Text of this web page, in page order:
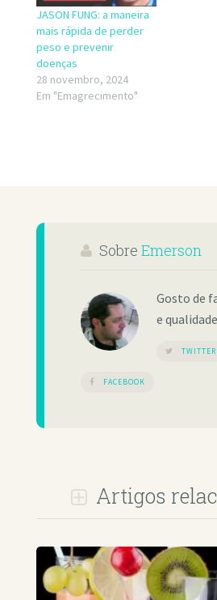
JASON FUNG: a maneira
mais rápida de perder
peso e prevenir
doenças
28 novembro, 2024
Em "Emagrecimento"
Sobre Emerson
Gosto de
e
TWITTER
FACEBOOK
Artigos